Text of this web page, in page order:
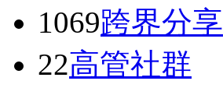
1069跨界分享
22高管社群